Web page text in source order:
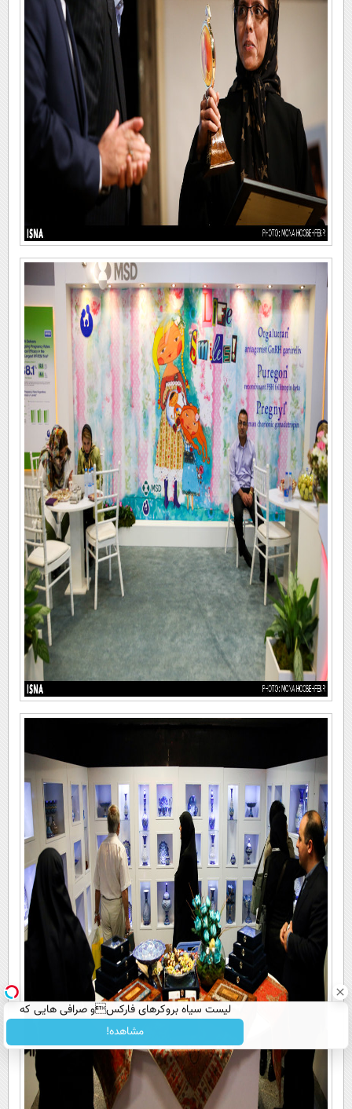
لیست سیاه بروکرهای فارکسو صرافی هایی که
ریسک مالی دارند!
مشاهده!